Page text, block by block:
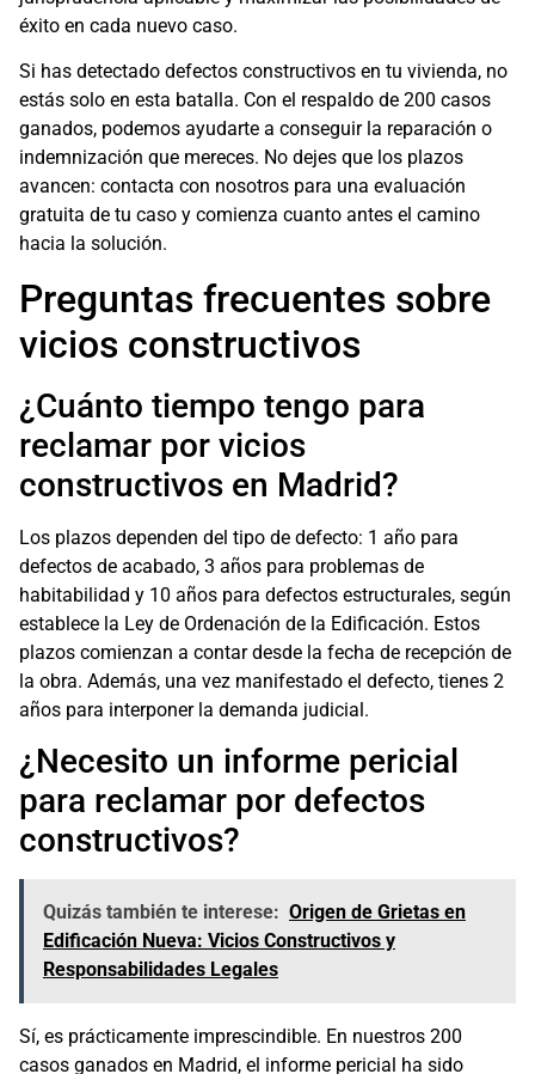
éxito en cada nuevo caso.
Si has detectado defectos constructivos en tu vivienda, no
estás solo en esta batalla. Con el respaldo de 200 casos
ganados, podemos ayudarte a conseguir la reparación o
indemnización que mereces. No dejes que los plazos
avancen: contacta con nosotros para una evaluación
gratuita de tu caso y comienza cuanto antes el camino
hacia la solución.
Preguntas frecuentes sobre
vicios constructivos
¿Cuánto tiempo tengo para
reclamar por vicios
constructivos en Madrid?
Los plazos dependen del tipo de defecto: 1 año para
defectos de acabado, 3 años para problemas de
habitabilidad y 10 años para defectos estructurales, según
establece la Ley de Ordenación de la Edificación. Estos
plazos comienzan a contar desde la fecha de recepción de
la obra. Además, una vez manifestado el defecto, tienes 2
años para interponer la demanda judicial.
¿Necesito un informe pericial
para reclamar por defectos
constructivos?
Quizás también te interese: Origen de Grietas en
Edificación Nueva: Vicios Constructivos y
Responsabilidades Legales
Sí, es prácticamente imprescindible. En nuestros 200
casos ganados en Madrid, el informe pericial ha sido